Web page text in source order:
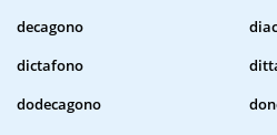
decagono
dictafono
dodecagono